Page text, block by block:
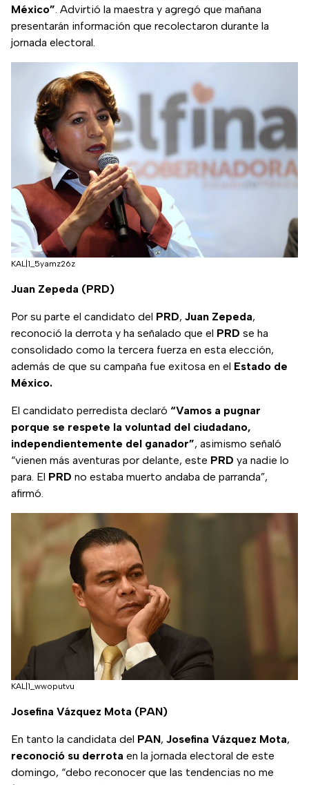
México” . Advirtió la maestra y agregó que mañana
presentarán información que recolectaron durante la
jornada electoral.
KAL|1_5yamz26z
Juan Zepeda (PRD)
Por su parte el candidato del PRD, Juan Zepeda,
reconoció la derrota y ha señalado que el PRD se ha
consolidado como la tercera fuerza en esta elección,
además de que su campaña fue exitosa en el Estado de
México.
El candidato perredista declaró “Vamos a pugnar
porque se respete la voluntad del ciudadano,
independientemente del ganador”, asimismo señaló
“vienen más aventuras por delante, este PRD ya nadie lo
para. El PRD no estaba muerto andaba de parranda”,
afirmó.
KAL|1_wwoputvu
Josefina Vázquez Mota (PAN)
En tanto la candidata del PAN, Josefina Vázquez Mota,
reconoció su derrota en la jornada electoral de este
domingo, “debo reconocer que las tendencias no me